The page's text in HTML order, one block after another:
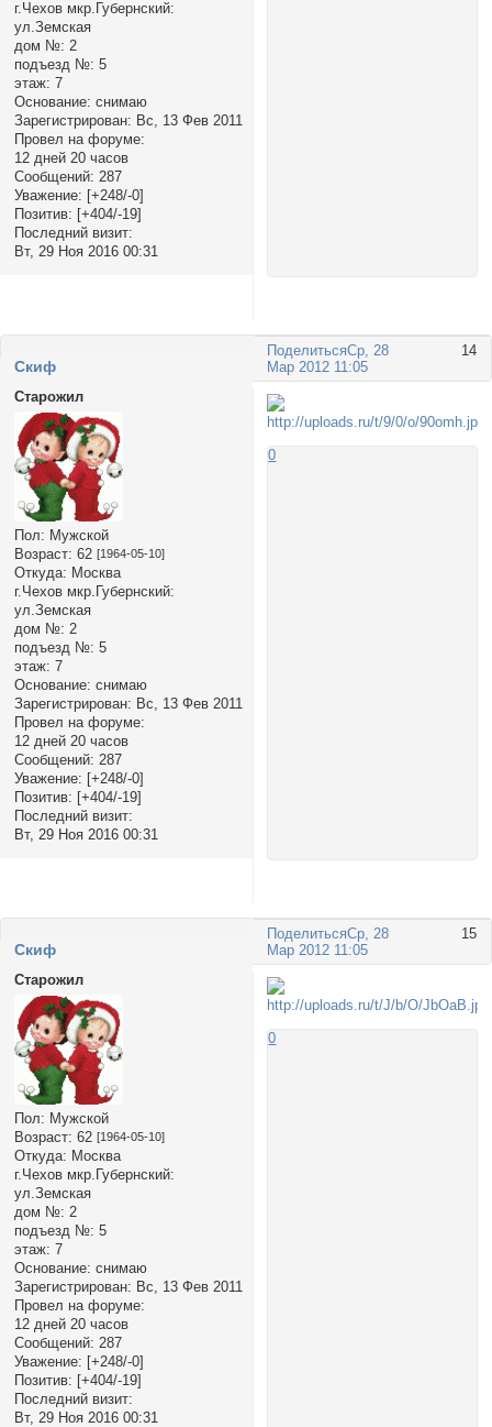
г.Чехов мкр.Губернский:
ул.Земская
дом №: 2
подъезд №: 5
этаж: 7
Основание: снимаю
Зарегистрирован: Вс, 13 Фев 2011
Провел на форуме:
12 дней 20 часов
Сообщений: 287
Уважение: [+248/-0]
Позитив: [+404/-19]
Последний визит:
Вт, 29 Ноя 2016 00:31
Поделиться 14
Ср, 28
Мар 2012 11:05
Cкиф
Старожил
Пол: Мужской
Возраст: 62 [1964-05-10]
Откуда: Москва
г.Чехов мкр.Губернский:
ул.Земская
дом №: 2
подъезд №: 5
этаж: 7
Основание: снимаю
Зарегистрирован: Вс, 13 Фев 2011
Провел на форуме:
12 дней 20 часов
Сообщений: 287
Уважение: [+248/-0]
Позитив: [+404/-19]
Последний визит:
Вт, 29 Ноя 2016 00:31
0
Поделиться 15
Ср, 28
Мар 2012 11:05
Cкиф
Старожил
Пол: Мужской
Возраст: 62 [1964-05-10]
Откуда: Москва
г.Чехов мкр.Губернский:
ул.Земская
дом №: 2
подъезд №: 5
этаж: 7
Основание: снимаю
Зарегистрирован: Вс, 13 Фев 2011
Провел на форуме:
12 дней 20 часов
Сообщений: 287
Уважение: [+248/-0]
Позитив: [+404/-19]
Последний визит:
Вт, 29 Ноя 2016 00:31
0